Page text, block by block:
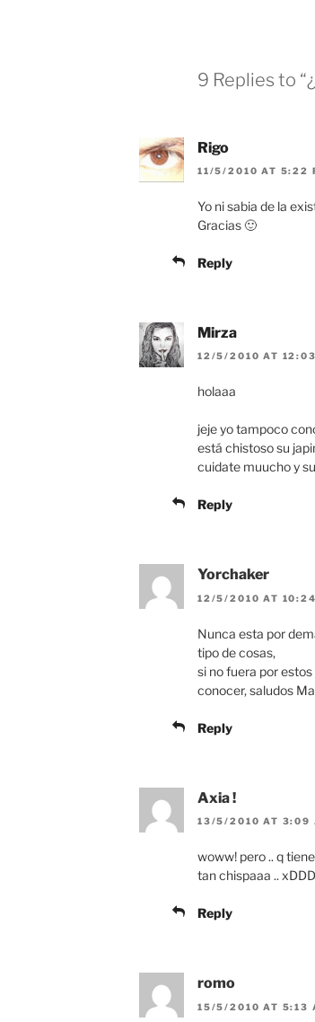
9 Replies to
Rigo
11/5/2010 AT 5:22
Yo ni sabia de la
Gracias 🙂
Reply
Mirza
12/5/2010 AT 12:03
holaaa
jeje yo tampoco
está chistoso su
cuidate muucho y
Reply
Yorchaker
12/5/2010 AT 10:24
Nunca esta por
tipo de cosas,
si no fuera por
conocer, saludos
Reply
Axia !
13/5/2010 AT 3:09
woww! pero .. q
tan chispaaa ..
Reply
romo
15/5/2010 AT 5:13